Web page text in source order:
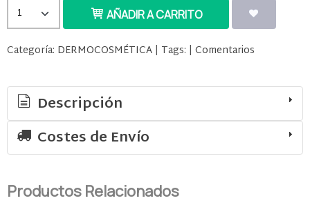
AÑADIR A CARRITO
Categoría: DERMOCOSMÉTICA | Tags: | Comentarios
Descripción
Costes de Envío
Productos Relacionados